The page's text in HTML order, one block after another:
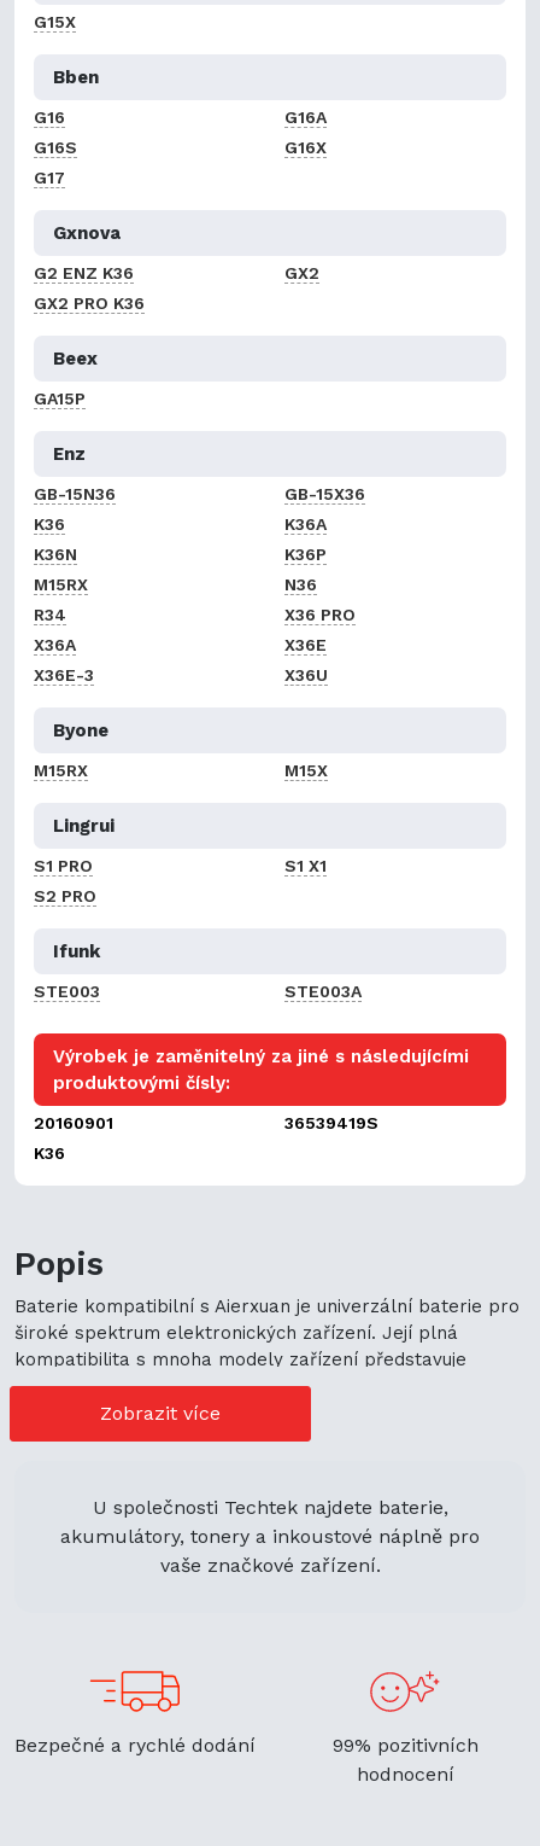
G15X
Bben
G16
G16A
G16S
G16X
G17
Gxnova
G2 ENZ K36
GX2
GX2 PRO K36
Beex
GA15P
Enz
GB-15N36
GB-15X36
K36
K36A
K36N
K36P
M15RX
N36
R34
X36 PRO
X36A
X36E
X36E-3
X36U
Byone
M15RX M15X
Lingrui
S1 PRO
S1 X1
S2 PRO
Ifunk
STE003 STE003A
Výrobek je zaměnitelný za jiné s následujícími
produktovými čísly:
20160901
36539419S
K36
Popis
Baterie kompatibilní s Aierxuan je univerzální baterie pro
široké spektrum elektronických zařízení. Její plná
kompatibilita s mnoha modely zařízení představuje
cenově výhodné možnosti nákupu. Její univerzální použití
navíc podporuje ekologickou udržitelnost a zaručuje
flexibilitu.
Zobrazit více
U společnosti Techtek najdete baterie,
akumulátory, tonery a inkoustové náplně pro
vaše značkové zařízení.
Bezpečné a rychlé dodání
99% pozitivních
hodnocení